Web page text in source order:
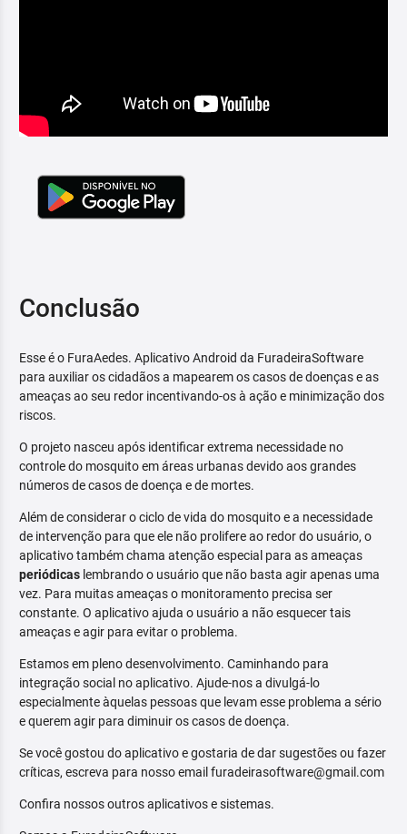
Conclusão
Esse é o FuraAedes. Aplicativo Android da FuradeiraSoftware
para auxiliar os cidadãos a mapearem os casos de doenças e as
ameaças ao seu redor incentivando-os à ação e minimização dos
riscos.
O projeto nasceu após identificar extrema necessidade no
controle do mosquito em áreas urbanas devido aos grandes
números de casos de doença e de mortes.
Além de considerar o ciclo de vida do mosquito e a necessidade
de intervenção para que ele não prolifere ao redor do usuário, o
aplicativo também chama atenção especial para as ameaças
periódicas lembrando o usuário que não basta agir apenas uma
vez. Para muitas ameaças o monitoramento precisa ser
constante. O aplicativo ajuda o usuário a não esquecer tais
ameaças e agir para evitar o problema.
Estamos em pleno desenvolvimento. Caminhando para
integração social no aplicativo. Ajude-nos a divulgá-lo
especialmente àquelas pessoas que levam esse problema a sério
e querem agir para diminuir os casos de doença.
Se você gostou do aplicativo e gostaria de dar sugestões ou fazer
críticas, escreva para nosso email furadeirasoftware@gmail.com
Confira nossos outros aplicativos e sistemas.